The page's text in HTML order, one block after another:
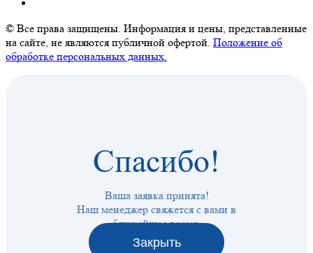
© Все права защищены. Информация и цены, представленные
на сайте, не являются публичной офертой. Положение об
обработке персональных данных.
Спасибо!
Ваша заявка принята!
Наш менеджер свяжется с вами в
ближайшее время.
Закрыть